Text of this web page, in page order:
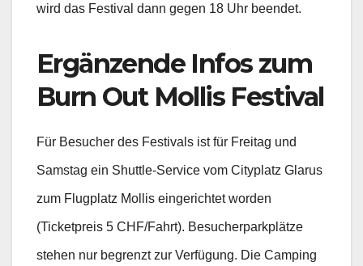
wird das Festival dann gegen 18 Uhr beendet.
Ergänzende Infos zum
Burn Out Mollis Festival
Für Besucher des Festivals ist für Freitag und
Samstag ein Shuttle-Service vom Cityplatz Glarus
zum Flugplatz Mollis eingerichtet worden
(Ticketpreis 5 CHF/Fahrt). Besucherparkplätze
stehen nur begrenzt zur Verfügung. Die Camping